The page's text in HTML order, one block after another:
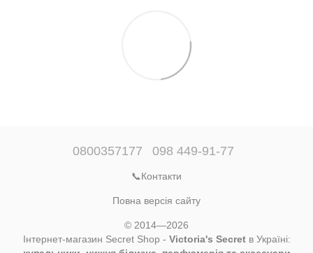
0800357177 098 449-91-77
📞Контакти
Повна версія сайту
© 2014—2026
Інтернет-магазин Secret Shop - Victoria's Secretв Україні: